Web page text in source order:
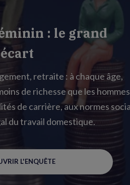
: le grand
écart
retraite : à chaque âge,
de richesse que les
de carrière, aux normes
du travail domestique.
L'ENQUÊTE